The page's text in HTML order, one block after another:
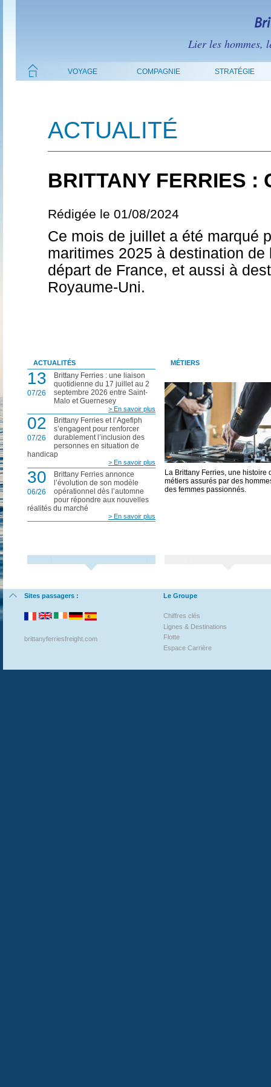
Lier les hommes,
VOYAGE COMPAGNIE STRATÉGIE
ACTUALITÉ
BRITTANY FERRIES :
Rédigée le 01/08/2024
Ce mois de juillet a été marqué
maritimes 2025 à destination de
départ de France, et aussi à
Royaume-Uni.
ACTUALITÉS
13
07/26
Brittany Ferries : une liaison
quotidienne du 17 juillet au 2
septembre 2026 entre Saint-
Malo et Guernesey
> En savoir plus
02
07/26
Brittany Ferries et l’Agefiph
s’engagent pour renforcer
durablement l’inclusion des
personnes en situation de
handicap
> En savoir plus
30
06/26
Brittany Ferries annonce
l’évolution de son modèle
opérationnel dès l’automne
pour répondre aux nouvelles
réalités du marché
> En savoir plus
MÉTIERS
La Brittany Ferries, une histoire
métiers assurés par des
des femmes passionnés.
Sites passagers :
brittanyferriesfreight.com
Le Groupe
Chiffres clés
Lignes & Destinations
Flotte
Espace Carrière